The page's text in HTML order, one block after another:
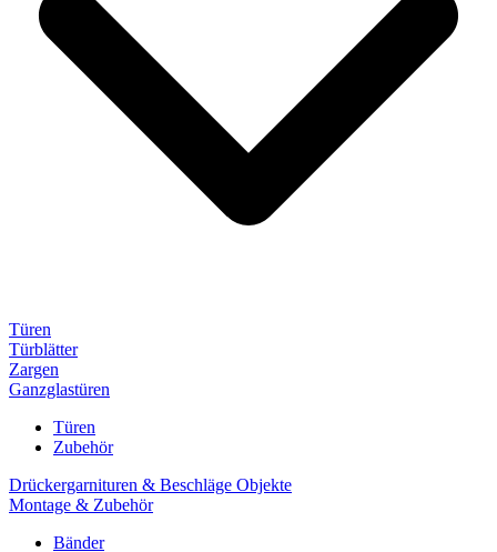
Türen
Türblätter
Zargen
Ganzglastüren
Türen
Zubehör
Drückergarnituren & Beschläge Objekte
Montage & Zubehör
Bänder